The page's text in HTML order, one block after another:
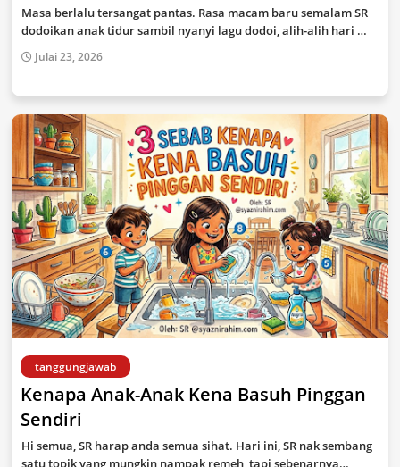
Masa berlalu tersangat pantas. Rasa macam baru semalam SR
dodoikan anak tidur sambil nyanyi lagu dodoi, alih-alih hari …
Julai 23, 2026
tanggungjawab
Kenapa Anak-Anak Kena Basuh Pinggan
Sendiri
Hi semua, SR harap anda semua sihat. Hari ini, SR nak sembang
satu topik yang mungkin nampak remeh, tapi sebenarnya…